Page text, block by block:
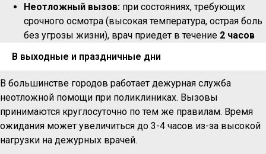
Неотложный вызов: при состояниях, требующих
срочного осмотра (высокая температура, острая боль
без угрозы жизни), врач приедет в течение 2 часов
В выходные и праздничные дни
В большинстве городов работает дежурная служба
неотложной помощи при поликлиниках. Вызовы
принимаются круглосуточно по тем же правилам. Время
ожидания может увеличиться до 3-4 часов из-за высокой
нагрузки на дежурных врачей.